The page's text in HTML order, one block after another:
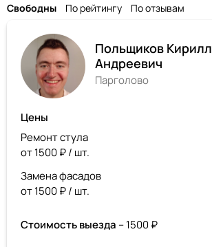
Свободны По рейтингу По отзывам
Польщиков Кирилл
Андреевич
Парголово
Цены
Ремонт стула
от 1500 ₽ / шт.
Замена фасадов
от 1500 ₽ / шт.
Стоимость выезда – 1500 ₽